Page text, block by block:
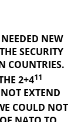
NEW
SECURITY
COUNTRIES.
2+411
EXTEND
COULD NOT